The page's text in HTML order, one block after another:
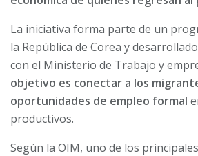
La iniciativa forma parte de un
la República de Corea y
con el Ministerio de Trabajo y
objetivo es conectar a los
oportunidades de empleo formal
productivos.
Según la OIM, uno de los